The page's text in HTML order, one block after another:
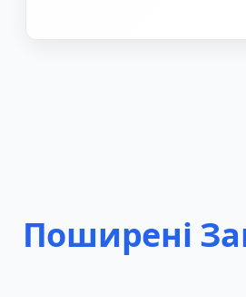
Поширені